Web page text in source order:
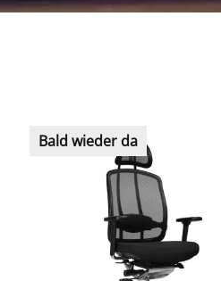
Bald wieder da